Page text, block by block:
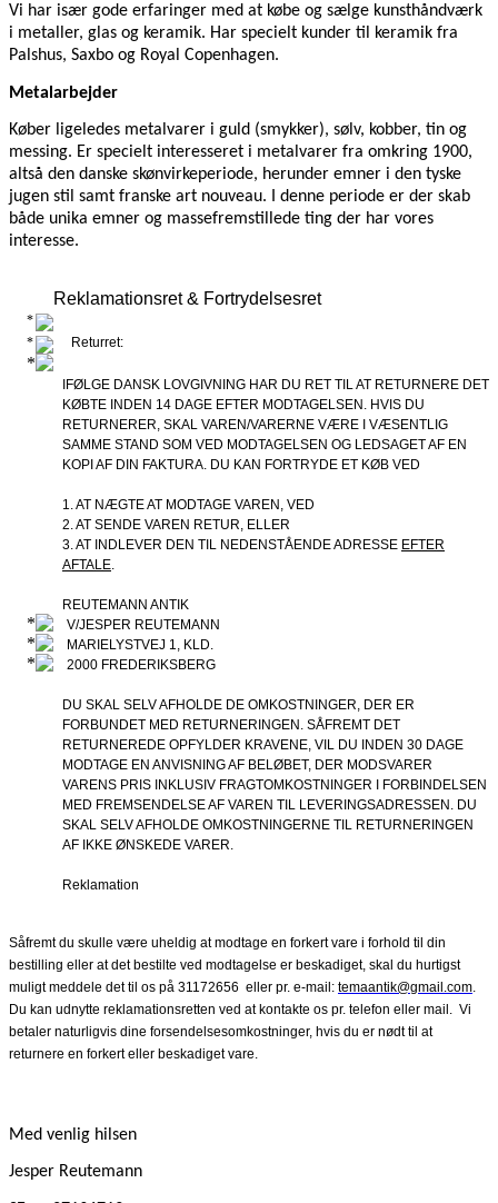
Vi har især gode erfaringer med at købe og sælge kunsthåndværk
i metaller, glas og keramik. Har specielt kunder til keramik fra
Palshus, Saxbo og Royal Copenhagen.
Metalarbejder
Køber ligeledes metalvarer i guld (smykker), sølv, kobber, tin og
messing. Er specielt interesseret i metalvarer fra omkring 1900,
altså den danske skønvirkeperiode, herunder emner i den tyske
jugen stil samt franske art nouveau. I denne periode er der skab
både unika emner og massefremstillede ting der har vores
interesse.
Reklamationsret & Fortrydelsesret
Returret:
IFØLGE DANSK LOVGIVNING HAR DU RET TIL AT RETURNERE DET
KØBTE INDEN 14 DAGE EFTER MODTAGELSEN. HVIS DU
RETURNERER, SKAL VAREN/VARERNE VÆRE I VÆSENTLIG
SAMME STAND SOM VED MODTAGELSEN OG LEDSAGET AF EN
KOPI AF DIN FAKTURA. DU KAN FORTRYDE ET KØB VED
1. AT NÆGTE AT MODTAGE VAREN, VED
2. AT SENDE VAREN RETUR, ELLER
3. AT INDLEVER DEN TIL NEDENSTÅENDE ADRESSE EFTER
AFTALE.
REUTEMANN ANTIK
V/JESPER REUTEMANN
MARIELYSTVEJ 1, KLD.
2000 FREDERIKSBERG
DU SKAL SELV AFHOLDE DE OMKOSTNINGER, DER ER
FORBUNDET MED RETURNERINGEN. SÅFREMT DET
RETURNEREDE OPFYLDER KRAVENE, VIL DU INDEN 30 DAGE
MODTAGE EN ANVISNING AF BELØBET, DER MODSVARER
VARENS PRIS INKLUSIV FRAGTOMKOSTNINGER I FORBINDELSEN
MED FREMSENDELSE AF VAREN TIL LEVERINGSADRESSEN. DU
SKAL SELV AFHOLDE OMKOSTNINGERNE TIL RETURNERINGEN
AF IKKE ØNSKEDE VARER.
Reklamation
Såfremt du skulle være uheldig at modtage en forkert vare i forhold til din
bestilling eller at det bestilte ved modtagelse er beskadiget, skal du hurtigst
muligt meddele det til os på 31172656 eller pr. e-mail: temaantik@gmail.com
Du kan udnytte reklamationsretten ved at kontakte os pr. telefon eller mail.
Vi
betaler naturligvis dine forsendelsesomkostninger, hvis du er nødt til at
returnere en forkert eller beskadiget vare.
Med venlig hilsen
Jesper Reutemann